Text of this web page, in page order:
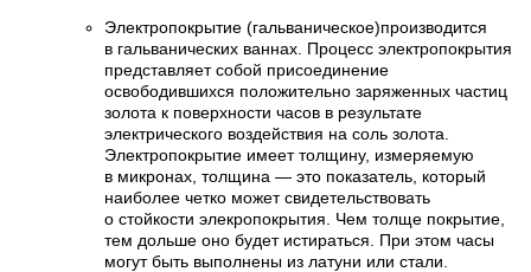
Электропокрытие (гальваническое)производится
в гальванических ваннах. Процесс электропокрытия
представляет собой присоединение
освободившихся положительно заряженных частиц
золота к поверхности часов в результате
электрического воздействия на соль золота.
Электропокрытие имеет толщину, измеряемую
в микронах, толщина — это показатель, который
наиболее четко может свидетельствовать
о стойкости элекропокрытия. Чем толще покрытие,
тем дольше оно будет истираться. При этом часы
могут быть выполнены из латуни или стали.